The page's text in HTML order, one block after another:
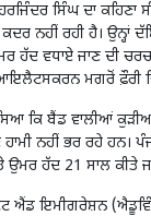
ਸਿੰਘ ਦਾ
ਕਦਰ ਨਹੀਂ ਰਹੀ ਹੈ।
ਹੱਦ ਵਧਾਏ ਜਾਣ ਦੀ
ਮਗਰੋਂ ਫ਼ੌਰੀ
ਕਿ ਬੈਂਡ ਵਾਲੀਆਂ
ਨਹੀਂ ਭਰ ਰਹੇ ਹਨ।
ਉਮਰ ਹੱਦ 21 ਸਾਲ ਕੀਤੇ
ਇਮੀਗਰੇਸ਼ਨ